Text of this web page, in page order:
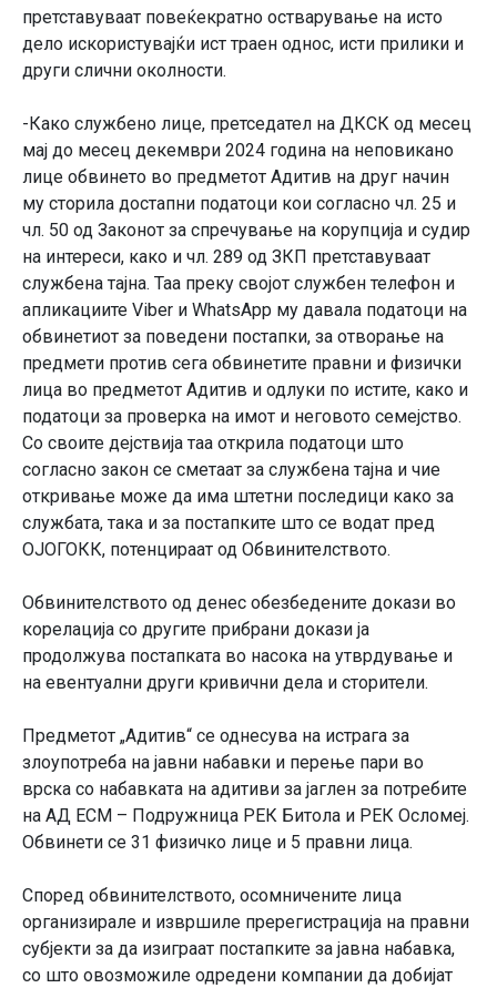
претставуваат повеќекратно остварување на исто
дело искористувајќи ист траен однос, исти прилики и
други слични околности.
-Како службено лице, претседател на ДКСК од месец
мај до месец декември 2024 година на неповикано
лице обвинето во предметот Адитив на друг начин
му сторила достапни податоци кои согласно чл. 25 и
чл. 50 од Законот за спречување на корупција и судир
на интереси, како и чл. 289 од ЗКП претставуваат
службена тајна. Таа преку својот службен телефон и
апликациите Viber и WhatsApp му давала податоци на
обвинетиот за поведени постапки, за отворање на
предмети против сега обвинетите правни и физички
лица во предметот Адитив и одлуки по истите, како и
податоци за проверка на имот и неговото семејство.
Со своите дејствија таа открила податоци што
согласно закон се сметаат за службена тајна и чие
откривање може да има штетни последици како за
службата, така и за постапките што се водат пред
ОЈОГОКК, потенцираат од Обвинителството.
Обвинителството од денес обезбедените докази во
корелација со другите прибрани докази ја
продолжува постапката во насока на утврдување и
на евентуални други кривични дела и сторители.
Предметот „Адитив“ се однесува на истрага за
злоупотреба на јавни набавки и перење пари во
врска со набавката на адитиви за јаглен за потребите
на АД ЕСМ – Подружница РЕК Битола и РЕК Осломеј.
Обвинети се 31 физичко лице и 5 правни лица.
Според обвинителството, осомничените лица
организирале и извршиле пререгистрација на правни
субјекти за да изиграат постапките за јавна набавка,
со што овозможиле одредени компании да добијат